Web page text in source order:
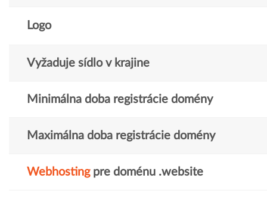
Logo
Vyžaduje sídlo v krajine
Minimálna doba registrácie domény
Maximálna doba registrácie domény
Webhostingpre doménu .website